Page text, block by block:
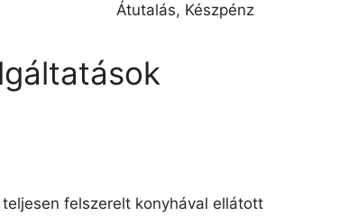
Átutalás, Készpénz
felszerelt konyhával ellátott